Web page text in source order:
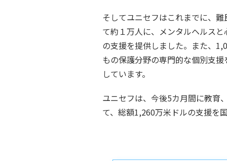
そしてユニセフはこれまでに、
て約１万人に、メンタルヘルス
の支援を提供しました。また、
もの保護分野の専門的な個別支
しています。
ユニセフは、今後5カ月間に教育
て、総額1,260万米ドルの支援を